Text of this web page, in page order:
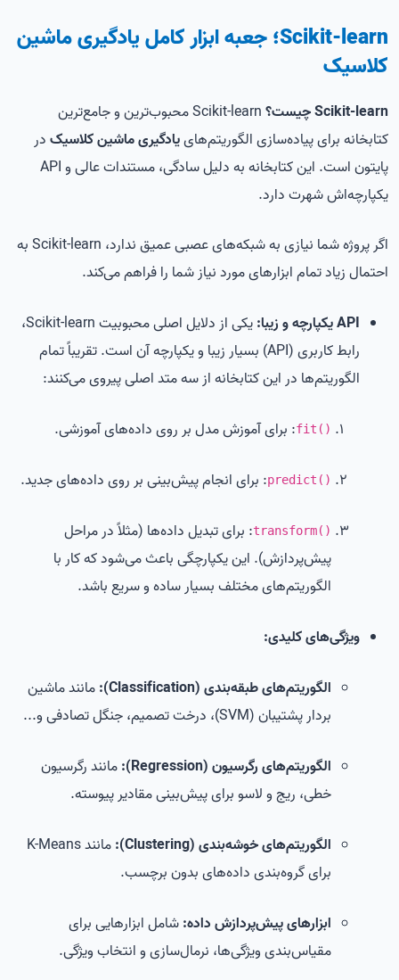
Scikit-learn؛ جعبه ابزار کامل یادگیری ماشین
کلاسیک
Scikit-learn چیست؟
Scikit-learn محبوب‌ترین و جامع‌ترین
کتابخانه برای پیاده‌سازی الگوریتم‌هاییادگیری ماشین کلاسیکدر
پایتون است. این کتابخانه به دلیل سادگی، مستندات عالی و API
یکپارچه‌اش شهرت دارد.
اگر پروژه شما نیازی به شبکه‌های عصبی عمیق ندارد، Scikit-learn به
احتمال زیاد تمام ابزارهای مورد نیاز شما را فراهم می‌کند.
API یکپارچه و زیبا:
یکی از دلایل اصلی محبوبیت Scikit-learn،
رابط کاربری (API) بسیار زیبا و یکپارچه آن است. تقریباً تمام
الگوریتم‌ها در این کتابخانه از سه متد اصلی پیروی می‌کنند:
fit(): برای آموزش مدل بر روی داده‌های آموزشی.
predict(): برای انجام پیش‌بینی بر روی داده‌های جدید.
transform(): برای تبدیل داده‌ها (مثلاً در مراحل
پیش‌پردازش). این یکپارچگی باعث می‌شود که کار با
الگوریتم‌های مختلف بسیار ساده و سریع باشد.
ویژگی‌های کلیدی:
الگوریتم‌های طبقه‌بندی (Classification):
مانند ماشین
بردار پشتیبان (SVM)، درخت تصمیم، جنگل تصادفی و...
الگوریتم‌های رگرسیون (Regression):
مانند رگرسیون
خطی، ریج و لاسو برای پیش‌بینی مقادیر پیوسته.
الگوریتم‌های خوشه‌بندی (Clustering):
مانند K-Means
برای گروه‌بندی داده‌های بدون برچسب.
ابزارهای پیش‌پردازش داده:شامل ابزارهایی برای
مقیاس‌بندی ویژگی‌ها، نرمال‌سازی و انتخاب ویژگی.